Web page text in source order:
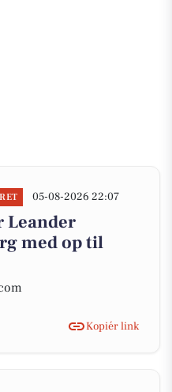
05-08-2026 22:07
Leander
med op til
Kopiér link